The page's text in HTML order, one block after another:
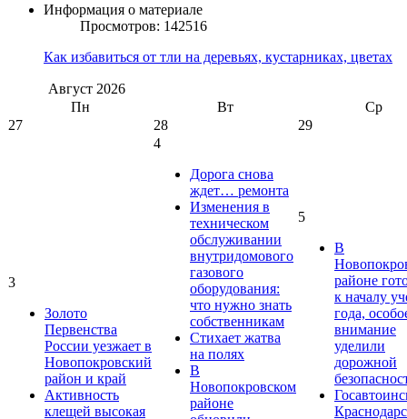
Информация о материале
Просмотров: 142516
Как избавиться от тли на деревьях, кустарниках, цветах
Август 2026
Пн
Вт
Ср
27
28 29
3
Золото
Первенства
России уезжает в
Новопокровский
район и край
Активность
клещей высокая
4
Дорога снова
ждет… ремонта
Изменения в
техническом
обслуживании
внутридомового
газового
оборудования:
что нужно знать
собственникам
Стихает жатва
на полях
В
Новопокровском
районе
5
В
районе
к началу
года,
внимание
уделили
дорожной